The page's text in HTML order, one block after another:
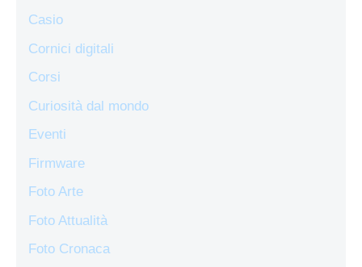
Casio
Cornici digitali
Corsi
Curiosità dal mondo
Eventi
Firmware
Foto Arte
Foto Attualità
Foto Cronaca